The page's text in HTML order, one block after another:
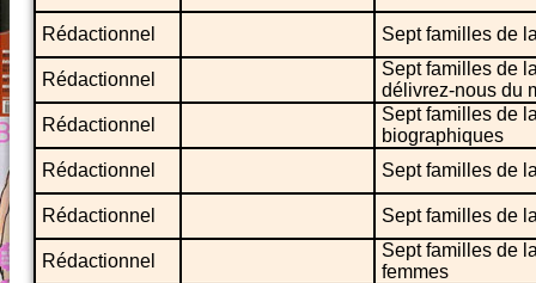
Rédactionnel Sept familles de
Rédactionnel
Sept familles de
délivrez-nous du
Rédactionnel
Sept familles de
biographiques
Rédactionnel
Sept familles de
Rédactionnel Sept familles de
Rédactionnel
Sept familles de
femmes